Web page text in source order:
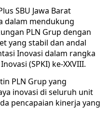
SBU Jawa Barat
dalam mendukung
PLN Grup dengan
yang stabil dan andal
Inovasi dalam rangka
(SPKI) ke-XXVIII.
PLN Grup yang
inovasi di seluruh unit
pencapaian kinerja yang